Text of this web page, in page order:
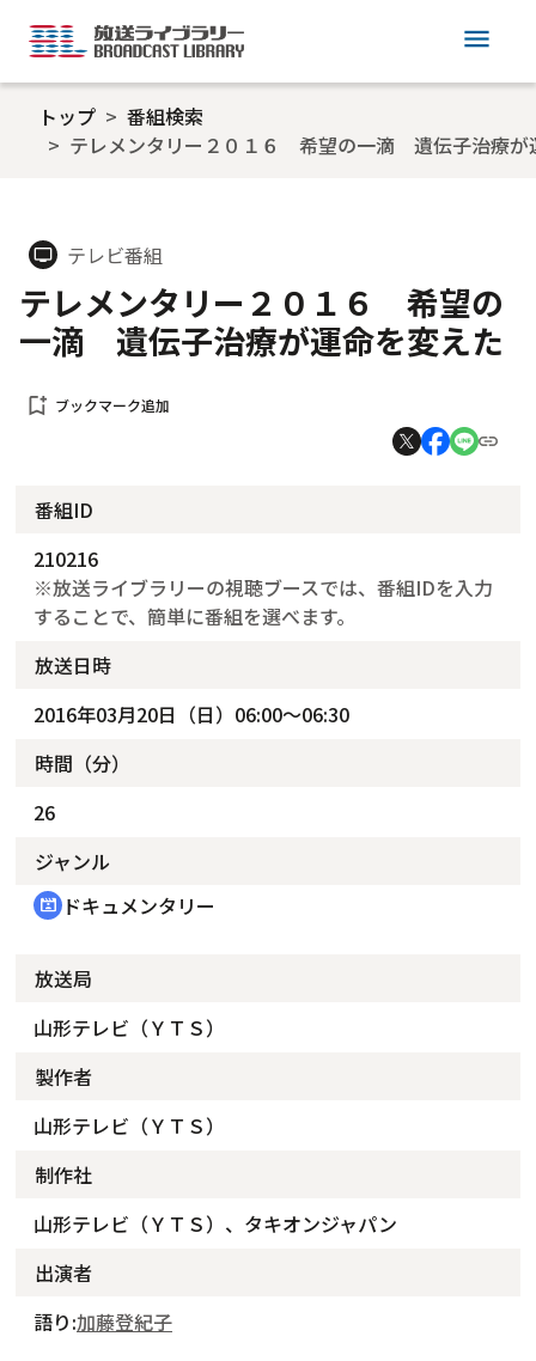
menu
トップ
番組検索
テレメンタリー２０１６ 希望の一滴 遺伝子治療が
tv テレビ番組
テレメンタリー２０１６ 希望の
一滴 遺伝子治療が運命を変えた
bookmark_add ブックマーク追加
番組ID
210216
※放送ライブラリーの視聴ブースでは、番組IDを入力
することで、簡単に番組を選べます。
放送日時
2016年03月20日（日）06:00～06:30
時間（分）
26
ジャンル
cinematic_blur ドキュメンタリー
放送局
山形テレビ（ＹＴＳ）
製作者
山形テレビ（ＹＴＳ）
制作社
山形テレビ（ＹＴＳ）、タキオンジャパン
出演者
語り:加藤登紀子